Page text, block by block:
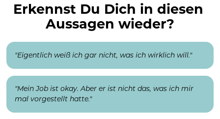
Erkennst Du Dich in diesen
Aussagen wieder?
"Eigentlich weiß ich gar nicht, was ich wirklich will."
"Mein Job ist okay. Aber er ist nicht das, was ich mir
mal vorgestellt hatte."